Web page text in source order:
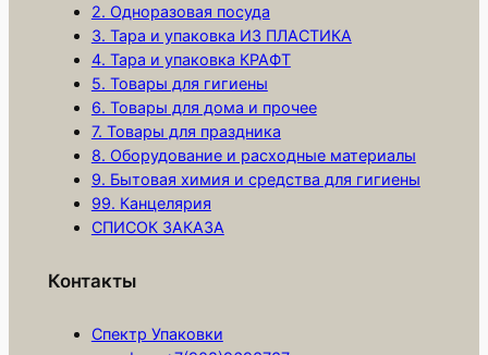
2
2. Одноразовая посуда
3. Тара и упаковка ИЗ ПЛАСТИКА
4. Тара и упаковка КРАФТ
5. Товары для гигиены
6. Товары для дома и прочее
7. Товары для праздника
8. Оборудование и расходные материалы
9. Бытовая химия и средства для гигиены
99. Канцелярия
СПИСОК ЗАКАЗА
Контакты
Спектр Упаковки